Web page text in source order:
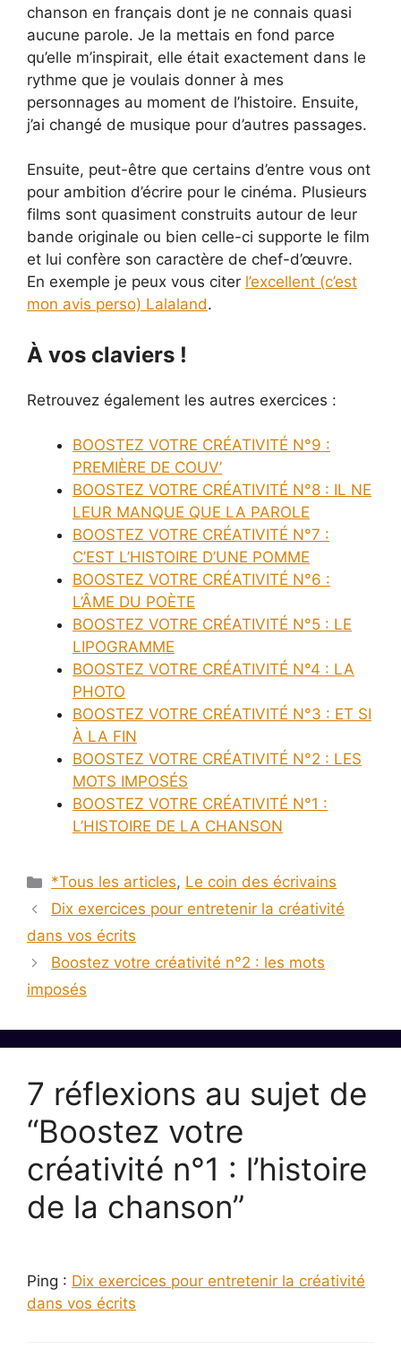
chanson en français dont je ne connais quasi
aucune parole. Je la mettais en fond parce
qu’elle m’inspirait, elle était exactement dans le
rythme que je voulais donner à mes
personnages au moment de l’histoire. Ensuite,
j’ai changé de musique pour d’autres passages.
Ensuite, peut-être que certains d’entre vous ont
pour ambition d’écrire pour le cinéma. Plusieurs
films sont quasiment construits autour de leur
bande originale ou bien celle-ci supporte le film
et lui confère son caractère de chef-d’œuvre.
En exemple je peux vous citer l’excellent (c’est
mon avis perso) Lalaland.
À vos claviers !
Retrouvez également les autres exercices :
BOOSTEZ VOTRE CRÉATIVITÉ N°9 :
PREMIÈRE DE COUV’
BOOSTEZ VOTRE CRÉATIVITÉ N°8 : IL NE
LEUR MANQUE QUE LA PAROLE
BOOSTEZ VOTRE CRÉATIVITÉ N°7 :
C’EST L’HISTOIRE D’UNE POMME
BOOSTEZ VOTRE CRÉATIVITÉ N°6 :
L’ÂME DU POÈTE
BOOSTEZ VOTRE CRÉATIVITÉ N°5 : LE
LIPOGRAMME
BOOSTEZ VOTRE CRÉATIVITÉ N°4 : LA
PHOTO
BOOSTEZ VOTRE CRÉATIVITÉ N°3 : ET SI
À LA FIN
BOOSTEZ VOTRE CRÉATIVITÉ N°2 : LES
MOTS IMPOSÉS
BOOSTEZ VOTRE CRÉATIVITÉ N°1 :
L’HISTOIRE DE LA CHANSON
Catégories
*Tous les articles, Le coin des écrivains
Dix exercices pour entretenir la créativité
dans vos écrits
Boostez votre créativité n°2 : les mots
imposés
7 réflexions au sujet de
“Boostez votre
créativité n°1 : l’histoire
de la chanson”
Ping : Dix exercices pour entretenir la créativité
dans vos écrits